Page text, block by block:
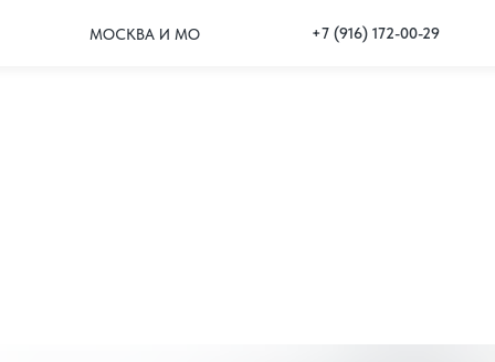
МОСКВА И МО +7 (916) 172-00-29